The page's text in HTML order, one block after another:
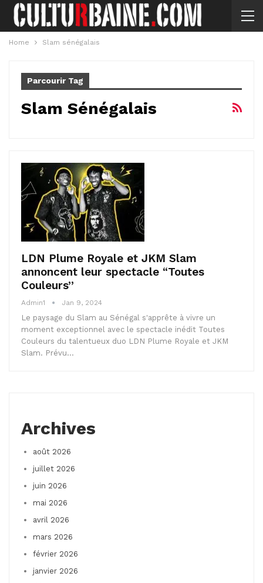
Home Slam sénégalais
Parcourir Tag
Slam Sénégalais
LDN Plume Royale et JKM Slam
annoncent leur spectacle “Toutes
Couleurs”
Admin1 Jan 9, 2024
Le paysage du Slam au Sénégal s'apprête à vivre un
moment exceptionnel avec le spectacle inédit Toutes
Couleurs du talentueux duo LDN Plume Royale et JKM
Slam. Prévu…
Archives
août 2026
juillet 2026
juin 2026
mai 2026
avril 2026
mars 2026
février 2026
janvier 2026